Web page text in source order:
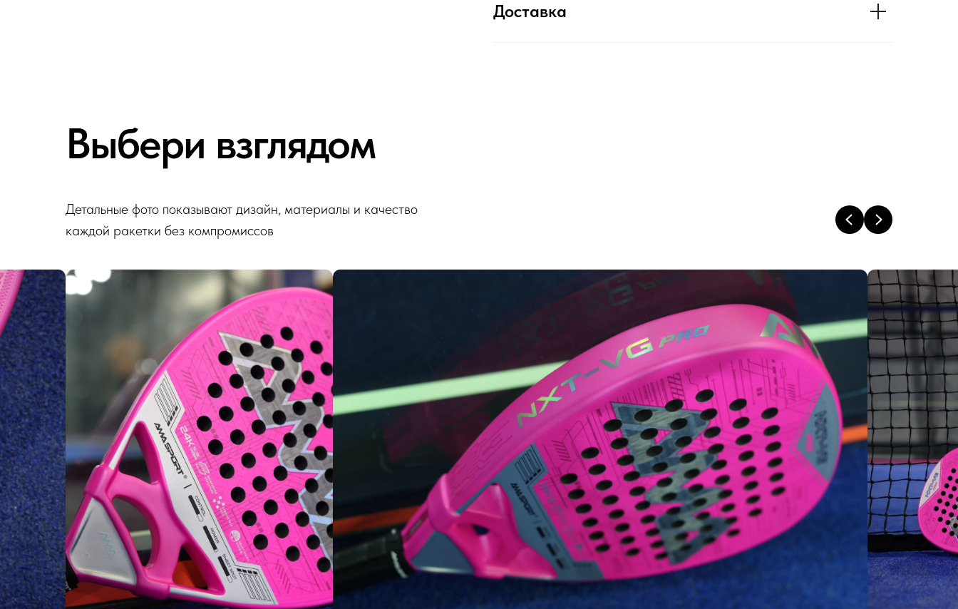
Доставка
Выбери взглядом
Детальные фото показывают дизайн, материалы и качество
каждой ракетки без компромиссов